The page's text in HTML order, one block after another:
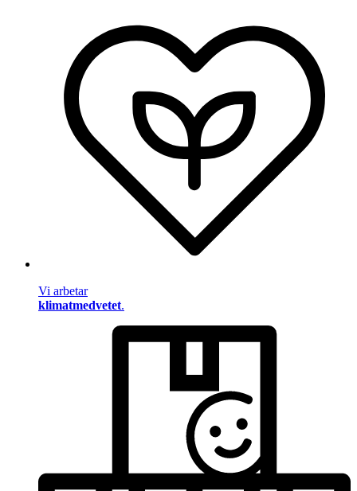
Vi arbetar
klimatmedvetet.